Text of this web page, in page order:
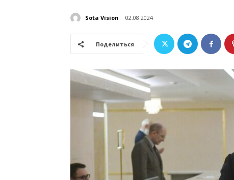
Sota Vision 02.08.2024
Поделиться